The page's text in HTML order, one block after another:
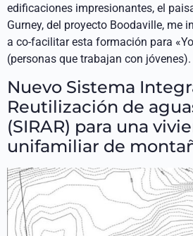
edificaciones impresionantes, el
Gurney, del proyecto Boodaville, me
a co-facilitar esta formación para
(personas que trabajan con
Nuevo Sistema
Reutilización de
(SIRAR) para una
unifamiliar de